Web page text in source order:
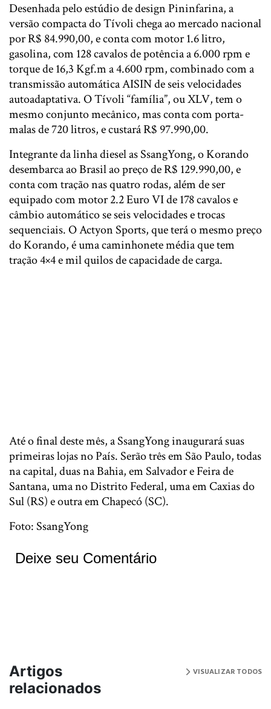
Desenhada pelo estúdio de design Pininfarina, a
versão compacta do Tívoli chega ao mercado nacional
por R$ 84.990,00, e conta com motor 1.6 litro,
gasolina, com 128 cavalos de potência a 6.000 rpm e
torque de 16,3 Kgf.m a 4.600 rpm, combinado com a
transmissão automática AISIN de seis velocidades
autoadaptativa. O Tívoli “família”, ou XLV, tem o
mesmo conjunto mecânico, mas conta com porta-
malas de 720 litros, e custará R$ 97.990,00.
Integrante da linha diesel as SsangYong, o Korando
desembarca ao Brasil ao preço de R$ 129.990,00, e
conta com tração nas quatro rodas, além de ser
equipado com motor 2.2 Euro VI de 178 cavalos e
câmbio automático se seis velocidades e trocas
sequenciais. O Actyon Sports, que terá o mesmo preço
do Korando, é uma caminhonete média que tem
tração 4×4 e mil quilos de capacidade de carga.
Até o final deste mês, a SsangYong inaugurará suas
primeiras lojas no País. Serão três em São Paulo, todas
na capital, duas na Bahia, em Salvador e Feira de
Santana, uma no Distrito Federal, uma em Caxias do
Sul (RS) e outra em Chapecó (SC).
Foto: SsangYong
Deixe seu Comentário
Artigos
relacionados
VISUALIZAR TODOS